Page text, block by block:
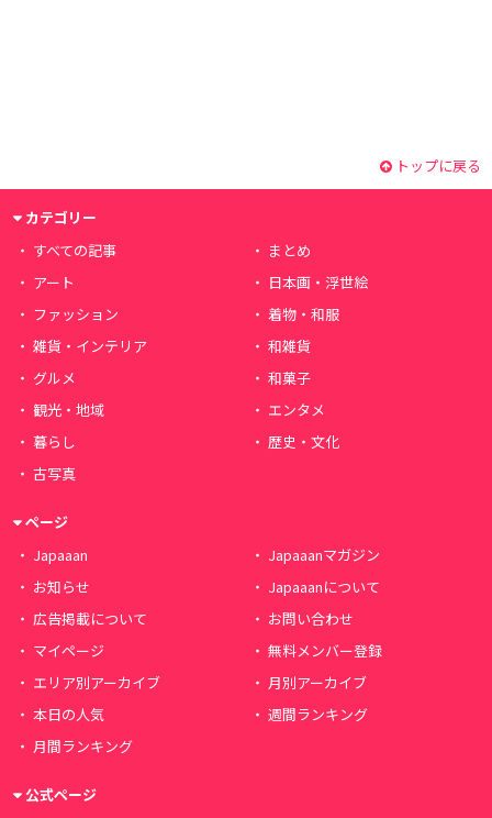
トップに戻る
カテゴリー
すべての記事
まとめ
アート
日本画・浮世絵
ファッション
着物・和服
雑貨・インテリア
和雑貨
グルメ
和菓子
観光・地域
エンタメ
暮らし
歴史・文化
古写真
ページ
Japaaan
Japaaanマガジン
お知らせ
Japaaanについて
広告掲載について
お問い合わせ
マイページ
無料メンバー登録
エリア別アーカイブ
月別アーカイブ
本日の人気
週間ランキング
月間ランキング
公式ページ